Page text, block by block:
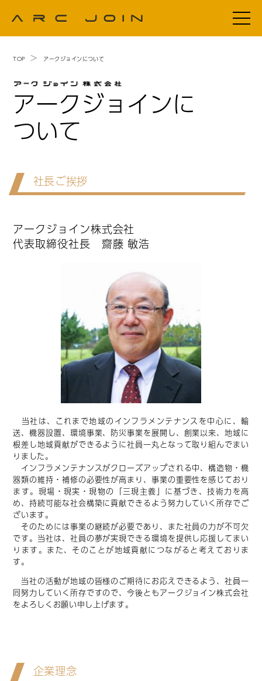
TOP アークジョインについて
アークジョインに
ついて
社長ご挨拶
アークジョイン株式会社
代表取締役社長 齋藤 敏浩
当社は、これまで地域のインフラメンテナンスを中心に、輸
送、機器設置、環境事業、防災事業を展開し、創業以来、地域に
根差し地域貢献ができるように社員一丸となって取り組んでまい
りました。
インフラメンテナンスがクローズアップされる中、構造物・機
器類の維持・補修の必要性が高まり、事業の重要性を感じており
ます。現場・現実・現物の「三現主義」に基づき、技術力を高
め、持続可能な社会構築に貢献できるよう努力していく所存でご
ざいます。
そのためには事業の継続が必要であり、また社員の力が不可欠
です。当社は、社員の夢が実現できる環境を提供し応援してまい
ります。また、そのことが地域貢献につながると考えておりま
す。
当社の活動が地域の皆様のご期待にお応えできるよう、社員一
同努力していく所存ですので、今後ともアークジョイン株式会社
をよろしくお願い申し上げます。
企業理念